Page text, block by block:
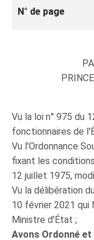
N° de page
Vu la loi n° 975 du
fonctionnaires de
Vu l'Ordonnance
fixant les
12 juillet 1975,
Vu la délibération
10 février 2021 qui
Ministre d'État ;
Avons Ordonné